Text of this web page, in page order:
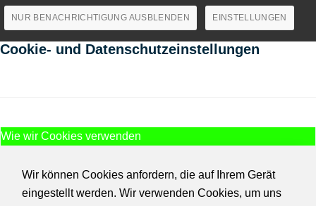
NUR BENACHRICHTIGUNG AUSBLENDEN EINSTELLUNGEN
Cookie- und Datenschutzeinstellungen
Wie wir Cookies verwenden
Wir können Cookies anfordern, die auf Ihrem Gerät
eingestellt werden. Wir verwenden Cookies, um uns